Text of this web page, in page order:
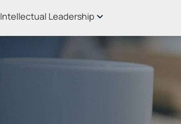
Intellectual Leadership